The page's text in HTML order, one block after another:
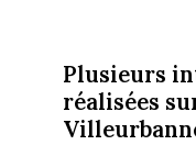
Plusieurs
réalisées